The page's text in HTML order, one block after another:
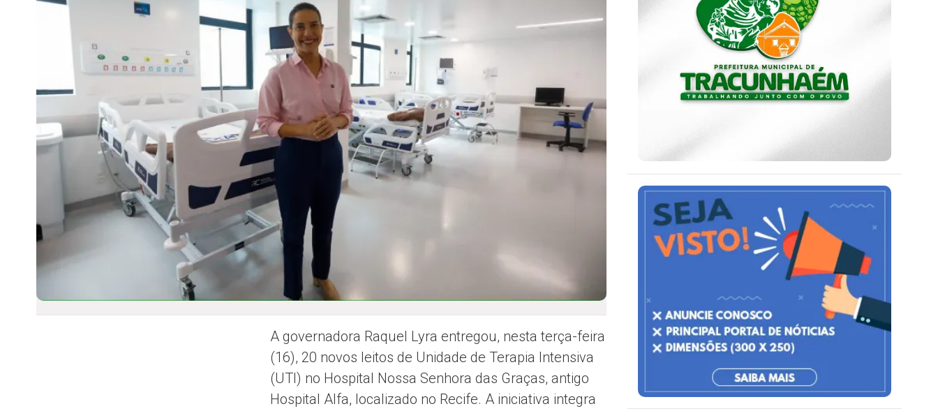
A governadora Raquel Lyra entregou, nesta terça-feira
(16), 20 novos leitos de Unidade de Terapia Intensiva
(UTI) no Hospital Nossa Senhora das Graças, antigo
Hospital Alfa, localizado no Recife. A iniciativa integra